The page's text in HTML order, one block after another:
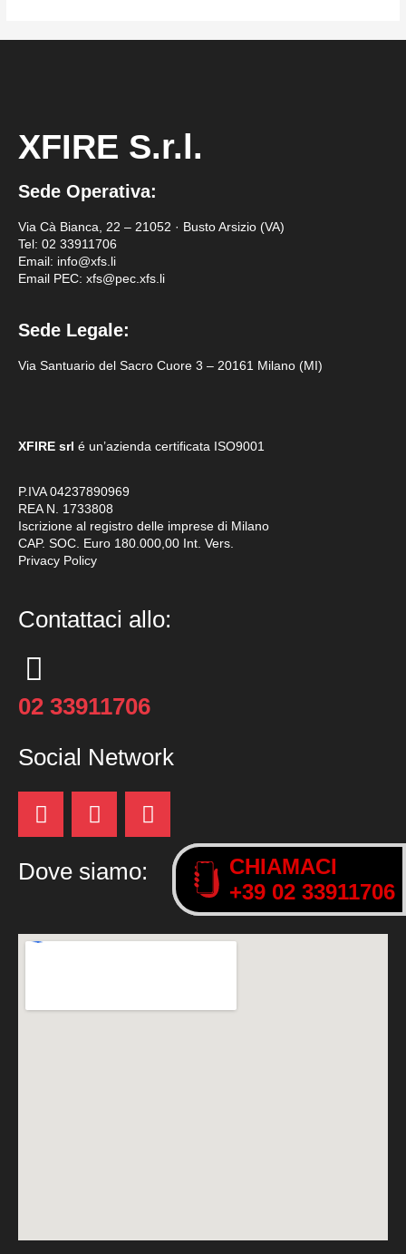
XFIRE S.r.l.
Sede Operativa:
Via Cà Bianca, 22 – 21052 · Busto Arsizio (VA)
Tel: 02 33911706
Email: info@xfs.li
Email PEC: xfs@pec.xfs.li
Sede Legale:
Via Santuario del Sacro Cuore 3 – 20161 Milano (MI)
XFIRE srl é un’azienda certificata ISO9001
P.IVA 04237890969
REA N. 1733808
Iscrizione al registro delle imprese di Milano
CAP. SOC. Euro 180.000,00 Int. Vers.
Privacy Policy
Contattaci allo:
02 33911706
Social Network
CHIAMACI
+39 02 33911706
Dove siamo:
CHIAMACI
+39 02 33911706